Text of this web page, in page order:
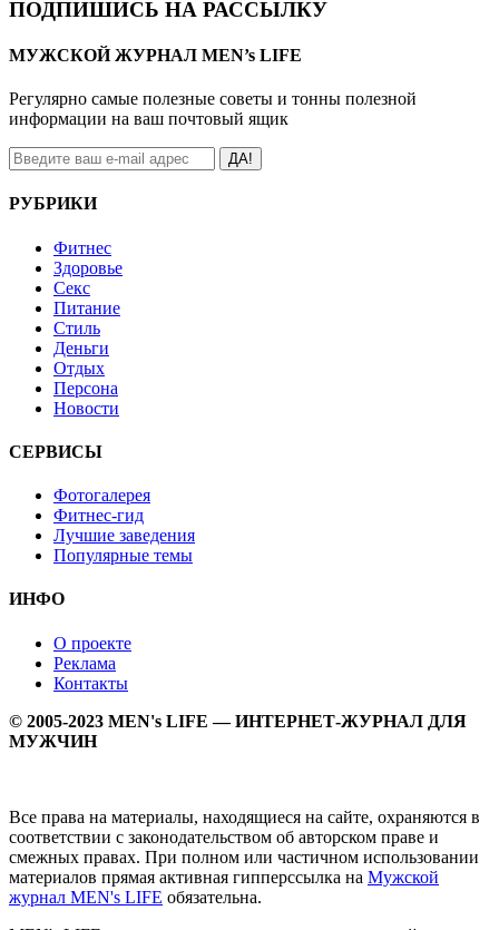
ПОДПИШИСЬ НА РАССЫЛКУ
МУЖСКОЙ ЖУРНАЛ MEN’s LIFE
Регулярно самые полезные советы и тонны полезной
информации на ваш почтовый ящик
ДА!
РУБРИКИ
Фитнес
Здоровье
Секс
Питание
Стиль
Деньги
Отдых
Персона
Новости
СЕРВИСЫ
Фотогалерея
Фитнес-гид
Лучшие заведения
Популярные темы
ИНФО
О проекте
Реклама
Контакты
© 2005-2023 MEN's LIFE — ИНТЕРНЕТ-ЖУРНАЛ ДЛЯ
МУЖЧИН
Все права на материалы, находящиеся на сайте, охраняются в
соответствии с законодательством об авторском праве и
смежных правах. При полном или частичном использовании
материалов прямая активная гипперссылка на Мужской
журнал MEN's LIFE обязательна.